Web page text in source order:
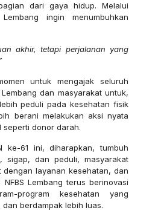
dari gaya hidup. Melalui
ingin menumbuhkan
akhir, tetapi perjalanan yang
untuk mengajak seluruh
dan masyarakat untuk,
peduli pada kesehatan fisik
berani melakukan aksi nyata
seperti donor darah.
ke-61 ini, diharapkan, tumbuh
sigap, dan peduli, masyarakat
dengan layanan kesehatan, dan
NFBS Lembang terus berinovasi
program kesehatan yang
berdampak lebih luas.